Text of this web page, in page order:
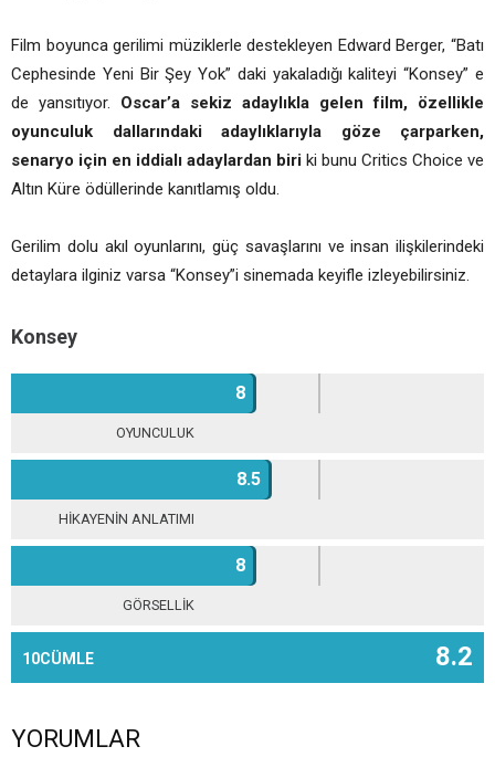
Film boyunca gerilimi müziklerle destekleyen Edward Berger, “Batı
Cephesinde Yeni Bir Şey Yok” daki yakaladığı kaliteyi “Konsey” e
de yansıtıyor. Oscar’a sekiz adaylıkla gelen film, özellikle
oyunculuk dallarındaki adaylıklarıyla göze çarparken,
senaryo için en iddialı adaylardan biri ki bunu Critics Choice ve
Altın Küre ödüllerinde kanıtlamış oldu.
Gerilim dolu akıl oyunlarını, güç savaşlarını ve insan ilişkilerindeki
detaylara ilginiz varsa “Konsey”i sinemada keyifle izleyebilirsiniz.
Konsey
8
OYUNCULUK
8.5
HİKAYENİN ANLATIMI
8
GÖRSELLİK
10CÜMLE 8.2
YORUMLAR